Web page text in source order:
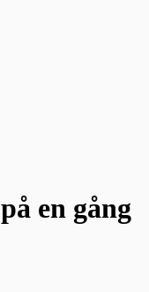
på en gång